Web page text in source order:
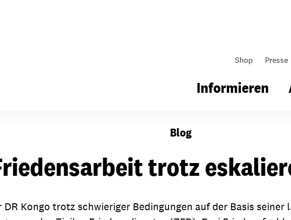
Shop Presse
Informieren
Wo wir arbeiten
Über unsere politische Arbeit
Aktionen für Schule & Jugend
Fortbildungen & Seminare
Kollekten
Fürbitten
Blog
trotz
Kongo trotz schwieriger Bedingungen auf der Basis